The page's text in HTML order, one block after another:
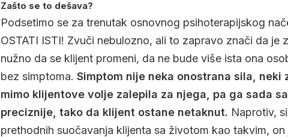
Zašto se to dešava?
Podsetimo se za trenutak osnovnog psihoterapijskog
OSTATI ISTI! Zvuči nebulozno, ali to zapravo znači da je
nužno da se klijent promeni, da ne bude više ista ona
bez simptoma. Simptom nije neka onostrana sila,
mimo klijentove volje zalepila za njega, pa ga sada
preciznije, tako da klijent ostane netaknut. Naprotiv,
prethodnih suočavanja klijenta sa životom kao takvim,